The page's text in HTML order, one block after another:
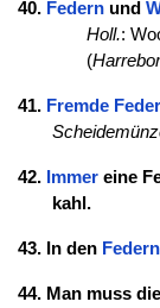
40. Federnund
Holl.:
(
41. Fremde
42. Immereine
kahl.
43. In den Federn
44. Man muss die